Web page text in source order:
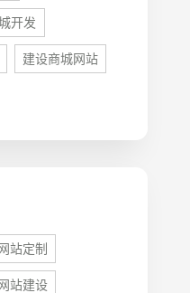
开发
建设商城网站
网站定制
站建设
· 外贸网站设计